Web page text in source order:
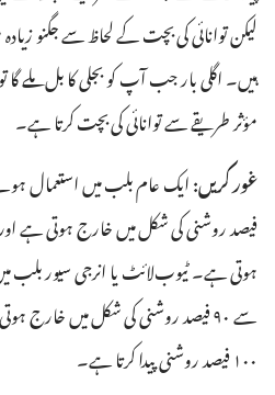
لیکن توانائی کی بچت کے لحاظ سے جگنو
ہیں۔‏ اگلی بار جب آپ کو بجلی کا بل ملے گا
مؤثر طریقے سے توانائی کی بچت کرتا ہے۔‏
غور کریں:‏
فیصد روشنی کی شکل میں خارج ہوتی ہے
ہوتی ہے۔‏ ٹیوب‌لائٹ یا انرجی سیور بلب
سے ۹۰ فیصد روشنی کی شکل میں خارج
۱۰۰ فیصد روشنی پیدا کرتا ہے۔‏